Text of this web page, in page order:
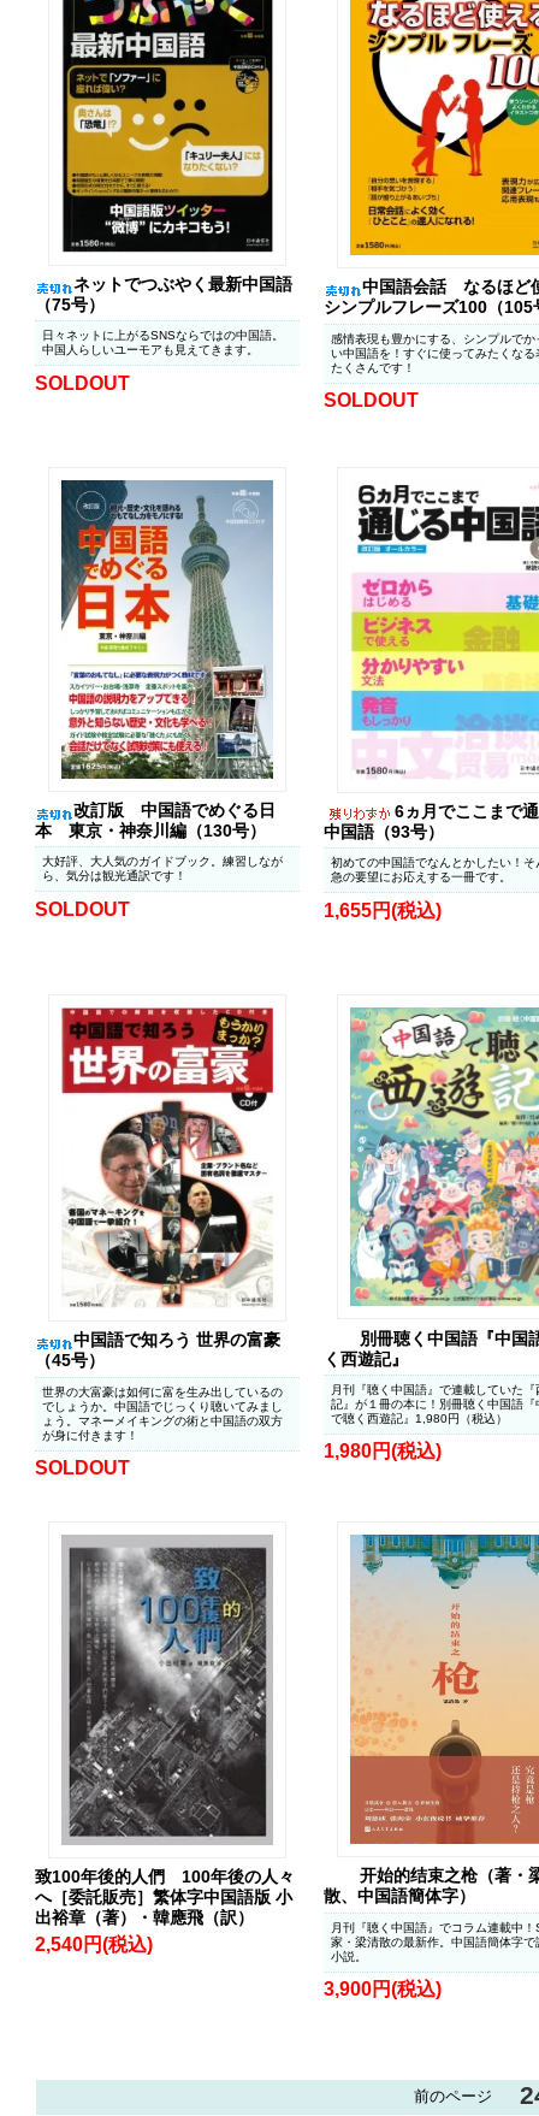
ネットでつぶやく最新中国語
（75号）
日々ネットに上がるSNSならではの中国語。
中国人らしいユーモアも見えてきます。
SOLDOUT
中国語会話 なるほど
シンプルフレーズ100（105
感情表現も豊かにする、シンプルでか
い中国語を！すぐに使ってみたくなる
たくさんです！
SOLDOUT
改訂版 中国語でめぐる日
本 東京・神奈川編（130号）
大好評、大人気のガイドブック。練習しなが
ら、気分は観光通訳です！
SOLDOUT
6ヵ月でここまで
中国語（93号）
初めての中国語でなんとかしたい！そ
急の要望にお応えする一冊です。
1,655円(税込)
中国語で知ろう 世界の富豪
（45号）
世界の大富豪は如何に富を生み出しているの
でしょうか。中国語でじっくり聴いてみまし
ょう。マネーメイキングの術と中国語の双方
が身に付きます！
SOLDOUT
別冊聴く中国語『中国
く西遊記』
月刊『聴く中国語』で連載していた『
記』が１冊の本に！別冊聴く中国語『
で聴く西遊記』1,980円（税込）
1,980円(税込)
致100年後的人們 100年後の人々
へ［委託販売］繁体字中国語版 小
出裕章（著）・韓應飛（訳）
2,540円(税込)
开始的结束之枪（著・
散、中国語簡体字）
月刊『聴く中国語』でコラム連載中！
家・梁清散の最新作。中国語簡体字で
小説。
3,900円(税込)
前のページ